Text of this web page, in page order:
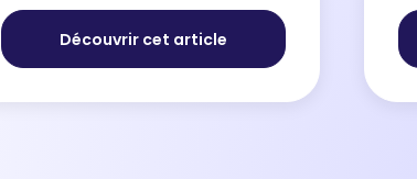
sont des conditions qui ont le
pouvoir de faire annuler une vente si
elles ne sont pas respectées, d’...
Découvrir cet article